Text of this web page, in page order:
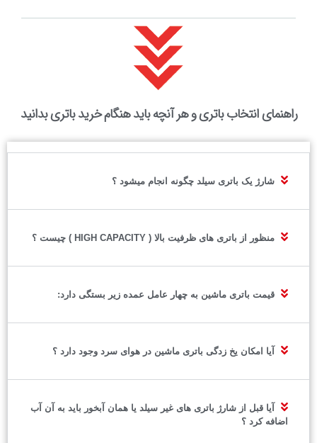
راهنمای انتخاب باتری و هر آنچه باید هنگام خرید باتری بدانید
شارژ یک باتری سیلد چگونه انجام میشود ؟
منظور از باتری های ظرفیت بالا ( HIGH CAPACITY ) چیست ؟
قیمت باتری ماشین به چهار عامل عمده زیر بستگی دارد:
آیا امکان یخ زدگی باتری ماشین در هوای سرد وجود دارد ؟
آیا قبل از شارژ باتری های غیر سیلد یا همان آبخور باید به آن آب
اضافه کرد ؟